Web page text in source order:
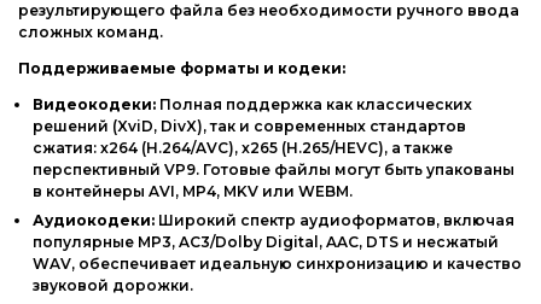
результирующего файла без необходимости ручного ввода
сложных команд.
Поддерживаемые форматы и кодеки:
Видеокодеки: Полная поддержка как классических
решений (XviD, DivX), так и современных стандартов
сжатия: x264 (H.264/AVC), x265 (H.265/HEVC), а также
перспективный VP9. Готовые файлы могут быть упакованы
в контейнеры AVI, MP4, MKV или WEBM.
Аудиокодеки: Широкий спектр аудиоформатов, включая
популярные MP3, AC3/Dolby Digital, AAC, DTS и несжатый
WAV, обеспечивает идеальную синхронизацию и качество
звуковой дорожки.